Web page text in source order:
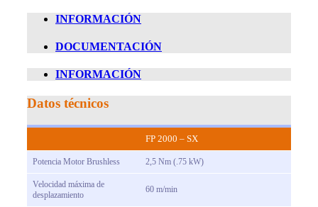
INFORMACIÓN
DOCUMENTACIÓN
INFORMACIÓN
Datos técnicos
FP 2000 – SX
Potencia Motor Brushless 2,5 Nm (.75 kW)
Velocidad máxima de
desplazamiento
60 m/min